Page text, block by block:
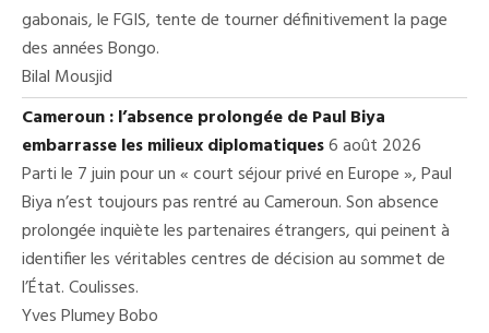
gabonais, le FGIS, tente de tourner définitivement la page
des années Bongo.
Bilal Mousjid
Cameroun : l’absence prolongée de Paul Biya
embarrasse les milieux diplomatiques6 août 2026
Parti le 7 juin pour un « court séjour privé en Europe », Paul
Biya n’est toujours pas rentré au Cameroun. Son absence
prolongée inquiète les partenaires étrangers, qui peinent à
identifier les véritables centres de décision au sommet de
l’État. Coulisses.
Yves Plumey Bobo